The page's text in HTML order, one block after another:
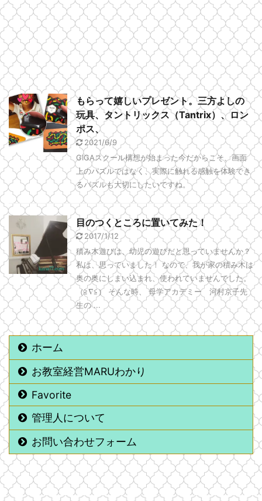
もらって嬉しいプレゼント。三方よしの
玩具、タントリックス（Tantrix）、ロン
ポス、
2021/6/9
GIGAスクール構想が始まった今だからこそ、画面
上のパズルではなく、実際に触れる感触を体験でき
るパズルも大切にしたいですね。
目のつくところに置いてみた！
2017/1/12
積み木遊びは、幼児の遊びだと思っていませんか？
私は、思っていました！ なので、我が家の積み木は
奥の奥にしまい込まれ、使われていませんでした。
（≧∇≦） そんな時、 母学アカデミー 河村京子先
生の ...
ホーム
お教室経営MARUわかり
Favorite
管理人について
お問い合わせフォーム